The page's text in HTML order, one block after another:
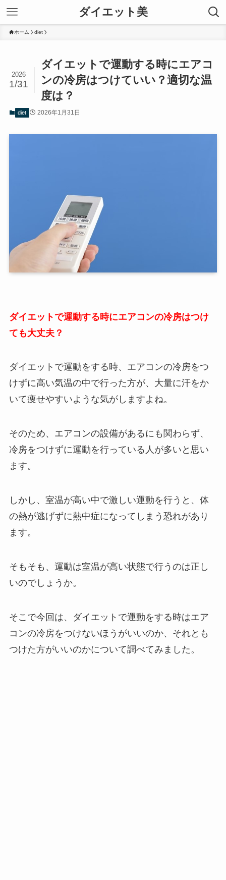
ダイエット美
ホーム diet
ダイエットで運動する時にエアコ
ンの冷房はつけていい？適切な温
度は？
2026
1/31
diet 2026年1月31日
ダイエットで運動する時にエアコンの冷房はつけ
ても大丈夫？
ダイエットで運動をする時、エアコンの冷房をつ
けずに高い気温の中で行った方が、大量に汗をか
いて痩せやすいような気がしますよね。
そのため、エアコンの設備があるにも関わらず、
冷房をつけずに運動を行っている人が多いと思い
ます。
しかし、室温が高い中で激しい運動を行うと、体
の熱が逃げずに熱中症になってしまう恐れがあり
ます。
そもそも、運動は室温が高い状態で行うのは正し
いのでしょうか。
そこで今回は、ダイエットで運動をする時はエア
コンの冷房をつけないほうがいいのか、それとも
つけた方がいいのかについて調べてみました。